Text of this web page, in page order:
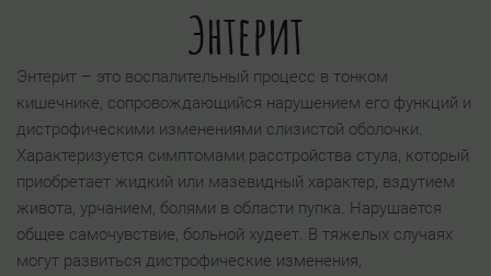
Энтерит
Энтерит – это воспалительный процесс в тонком
кишечнике, сопровождающийся нарушением его функций и
дистрофическими изменениями слизистой оболочки.
Характеризуется симптомами расстройства стула, который
приобретает жидкий или мазевидный характер, вздутием
живота, урчанием, болями в области пупка. Нарушается
общее самочувствие, больной худеет. В тяжелых случаях
могут развиться дистрофические изменения,